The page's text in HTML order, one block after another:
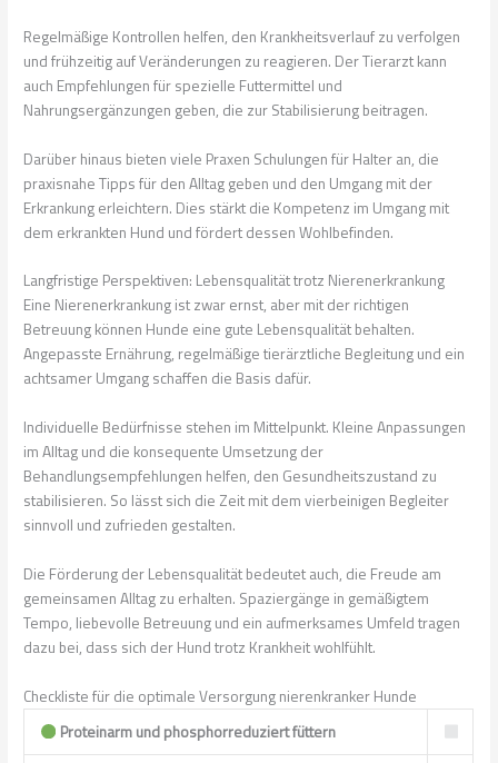
Regelmäßige Kontrollen helfen, den Krankheitsverlauf zu verfolgen
und frühzeitig auf Veränderungen zu reagieren. Der Tierarzt kann
auch Empfehlungen für spezielle Futtermittel und
Nahrungsergänzungen geben, die zur Stabilisierung beitragen.
Darüber hinaus bieten viele Praxen Schulungen für Halter an, die
praxisnahe Tipps für den Alltag geben und den Umgang mit der
Erkrankung erleichtern. Dies stärkt die Kompetenz im Umgang mit
dem erkrankten Hund und fördert dessen Wohlbefinden.
Langfristige Perspektiven: Lebensqualität trotz Nierenerkrankung
Eine Nierenerkrankung ist zwar ernst, aber mit der richtigen
Betreuung können Hunde eine gute Lebensqualität behalten.
Angepasste Ernährung, regelmäßige tierärztliche Begleitung und ein
achtsamer Umgang schaffen die Basis dafür.
Individuelle Bedürfnisse stehen im Mittelpunkt. Kleine Anpassungen
im Alltag und die konsequente Umsetzung der
Behandlungsempfehlungen helfen, den Gesundheitszustand zu
stabilisieren. So lässt sich die Zeit mit dem vierbeinigen Begleiter
sinnvoll und zufrieden gestalten.
Die Förderung der Lebensqualität bedeutet auch, die Freude am
gemeinsamen Alltag zu erhalten. Spaziergänge in gemäßigtem
Tempo, liebevolle Betreuung und ein aufmerksames Umfeld tragen
dazu bei, dass sich der Hund trotz Krankheit wohlfühlt.
Checkliste für die optimale Versorgung nierenkranker Hunde
Proteinarm und phosphorreduziert füttern